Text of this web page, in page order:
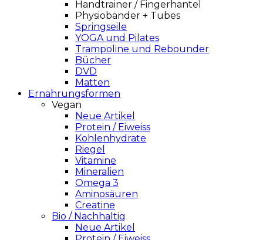
Handtrainer / Fingerhantel
Physiobänder + Tubes
Springseile
YOGA und Pilates
Trampoline und Rebounder
Bücher
DVD
Matten
Ernährungsformen
Vegan
Neue Artikel
Protein / Eiweiss
Kohlenhydrate
Riegel
Vitamine
Mineralien
Omega 3
Aminosäuren
Creatine
Bio / Nachhaltig
Neue Artikel